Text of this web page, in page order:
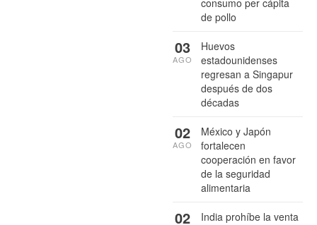
consumo per cápita
de pollo
Huevos
estadounidenses
regresan a Singapur
después de dos
décadas
03
AGO
México y Japón
fortalecen
cooperación en favor
de la seguridad
alimentaria
02
AGO
India prohíbe la venta
02